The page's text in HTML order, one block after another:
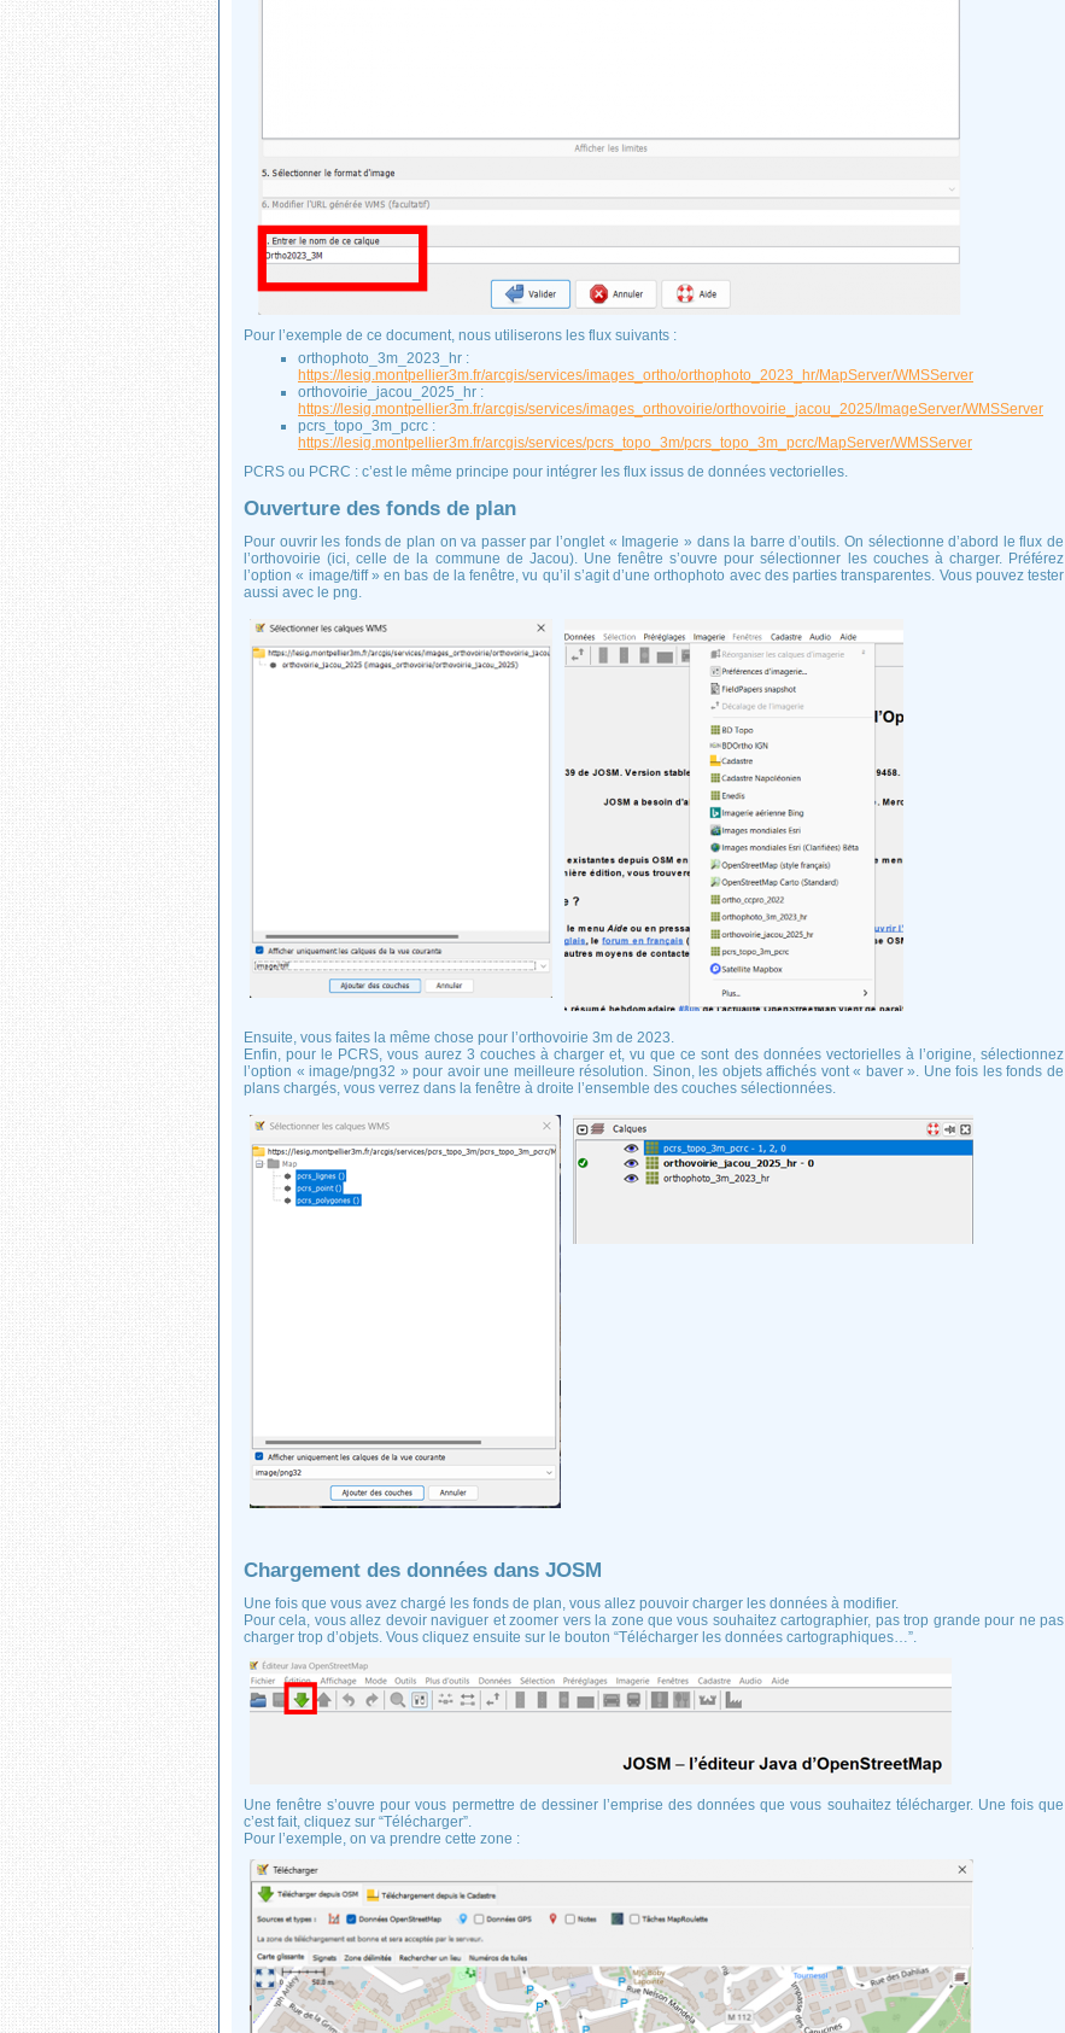
Pour l’exemple de ce document, nous utiliserons les flux suivants :
orthophoto_3m_2023_hr :
https://lesig.montpellier3m.fr/arcgis/services/images_ortho/orthophoto_2023_hr/MapServer/WMSServer
orthovoirie_jacou_2025_hr :
https://lesig.montpellier3m.fr/arcgis/services/images_orthovoirie/orthovoirie_jacou_2025/ImageServer/WMSServer
pcrs_topo_3m_pcrc :
https://lesig.montpellier3m.fr/arcgis/services/pcrs_topo_3m/pcrs_topo_3m_pcrc/MapServer/WMSServer
PCRS ou PCRC : c’est le même principe pour intégrer les flux issus de données vectorielles.
Ouverture des fonds de plan
Pour ouvrir les fonds de plan on va passer par l’onglet « Imagerie » dans la barre d’outils. On sélectionne d’abord le flux de
l’orthovoirie (ici, celle de la commune de Jacou). Une fenêtre s’ouvre pour sélectionner les couches à charger. Préférez
l’option « image/tiff » en bas de la fenêtre, vu qu’il s’agit d’une orthophoto avec des parties transparentes. Vous pouvez tester
aussi avec le png.
Ensuite, vous faites la même chose pour l’orthovoirie 3m de 2023.
Enfin, pour le PCRS, vous aurez 3 couches à charger et, vu que ce sont des données vectorielles à l’origine, sélectionnez
l’option « image/png32 » pour avoir une meilleure résolution. Sinon, les objets affichés vont « baver ». Une fois les fonds de
plans chargés, vous verrez dans la fenêtre à droite l’ensemble des couches sélectionnées.
Chargement des données dans JOSM
Une fois que vous avez chargé les fonds de plan, vous allez pouvoir charger les données à modifier.
Pour cela, vous allez devoir naviguer et zoomer vers la zone que vous souhaitez cartographier, pas trop grande pour ne pas
charger trop d’objets. Vous cliquez ensuite sur le bouton “Télécharger les données cartographiques…”.
Une fenêtre s’ouvre pour vous permettre de dessiner l’emprise des données que vous souhaitez télécharger. Une fois que
c’est fait, cliquez sur “Télécharger”.
Pour l’exemple, on va prendre cette zone :